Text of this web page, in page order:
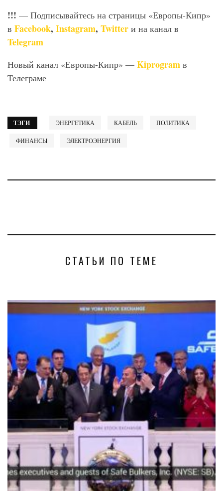
!!! — Подписывайтесь на страницы «Европы-Кипр»
в Facebook, Instagram, Twitter и на канал в
Telegram
Новый канал «Европы-Кипр» — Kiprogram в
Телеграме
ТЭГИ ЭНЕРГЕТИКА КАБЕЛЬ ПОЛИТИКА
ФИНАНСЫ ЭЛЕКТРОЭНЕРГИЯ
СТАТЬИ ПО ТЕМЕ